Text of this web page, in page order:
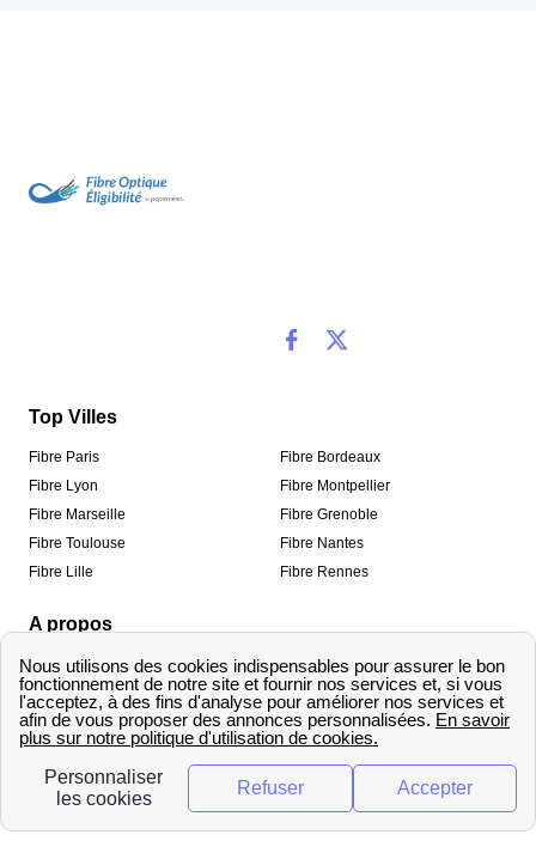
Top Villes
Fibre Paris
Fibre Lyon
Fibre Marseille
Fibre Toulouse
Fibre Lille
Fibre Bordeaux
Fibre Montpellier
Fibre Grenoble
Fibre Nantes
Fibre Rennes
A propos
Qui sommes-nous ?
Informations de contact
Méthodologie de classement
Mentions légales
Traitement des avis
Copyright © fibre-optique-eligibilite.fr 2026 – Tous
droits réservés